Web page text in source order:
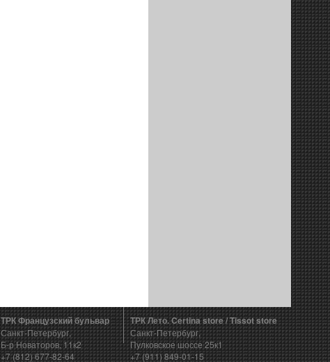
ТРК Французский бульвар
Санкт-Петербург,
Б-р Новаторов, 11к2
+7 (812) 677-82-64
ТРК Лето. Certina store / Tissot store
Санкт-Петербург,
Пулковское шоссе 25к1
+7 (911) 849-01-15